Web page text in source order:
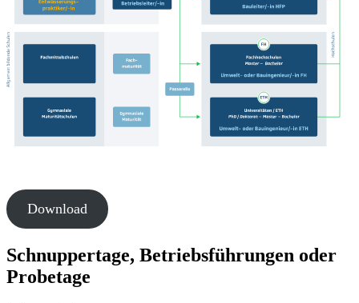
Download
Schnuppertage, Betriebsführungen oder
Probetage